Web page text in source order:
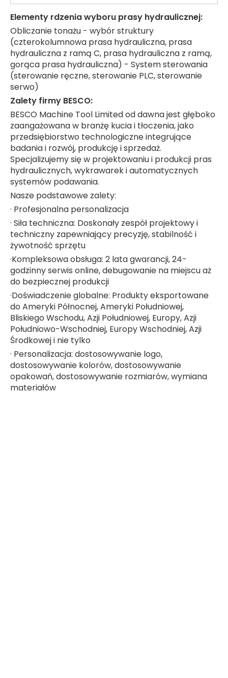
Elementy rdzenia wyboru prasy hydraulicznej:
Obliczanie tonażu - wybór struktury
(czterokolumnowa prasa hydrauliczna, prasa
hydrauliczna z ramą C, prasa hydrauliczna z ramą,
gorąca prasa hydrauliczna) - System sterowania
(sterowanie ręczne, sterowanie PLC, sterowanie
serwo)
Zalety firmy BESCO:
BESCO Machine Tool Limited od dawna jest głęboko
zaangażowana w branżę kucia i tłoczenia, jako
przedsiębiorstwo technologiczne integrujące
badania i rozwój, produkcję i sprzedaż.
Specjalizujemy się w projektowaniu i produkcji pras
hydraulicznych, wykrawarek i automatycznych
systemów podawania.
Nasze podstawowe zalety:
· Profesjonalna personalizacja
· Siła techniczna: Doskonały zespół projektowy i
techniczny zapewniający precyzję, stabilność i
żywotność sprzętu
·Kompleksowa obsługa: 2 lata gwarancji, 24-
godzinny serwis online, debugowanie na miejscu aż
do bezpiecznej produkcji
·Doświadczenie globalne: Produkty eksportowane
do Ameryki Północnej, Ameryki Południowej,
Bliskiego Wschodu, Azji Południowej, Europy, Azji
Południowo-Wschodniej, Europy Wschodniej, Azji
Środkowej i nie tylko
· Personalizacja: dostosowywanie logo,
dostosowywanie kolorów, dostosowywanie
opakowań, dostosowywanie rozmiarów, wymiana
materiałów